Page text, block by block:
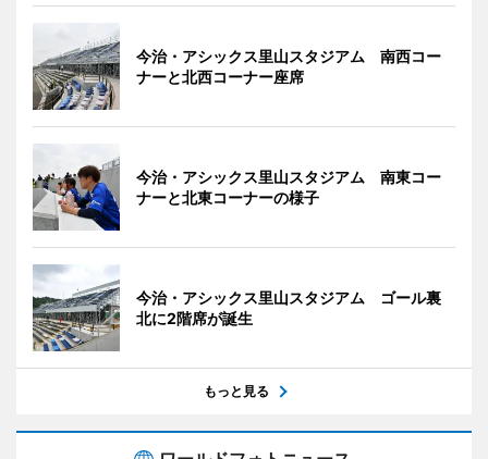
今治・アシックス里山スタジアム 南西コー
ナーと北西コーナー座席
今治・アシックス里山スタジアム 南東コー
ナーと北東コーナーの様子
今治・アシックス里山スタジアム ゴール裏
北に2階席が誕生
もっと見る